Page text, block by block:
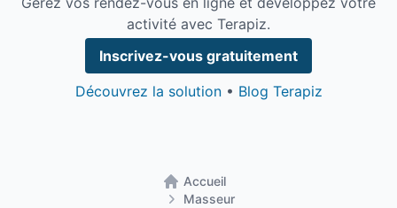
activité avec Terapiz.
Inscrivez-vous gratuitement
Découvrez la solution• Blog Terapiz
Accueil
Retour à la page d'accueil
Masseur